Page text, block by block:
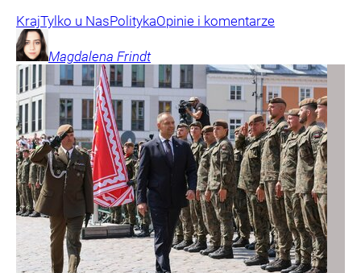
KrajTylko u NasPolitykaOpinie i komentarze
Magdalena Frindt